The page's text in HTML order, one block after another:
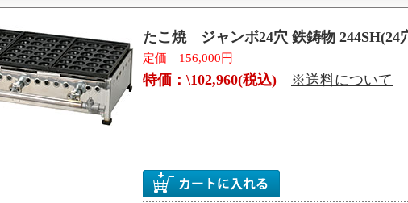
たこ焼 ジャンボ24穴 鉄鋳物 244SH(24
定価 156,000円
特価：\102,960(税込) ※送料について